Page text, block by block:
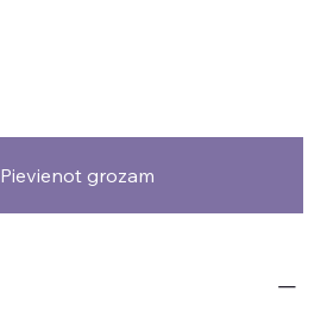
Pievienot grozam